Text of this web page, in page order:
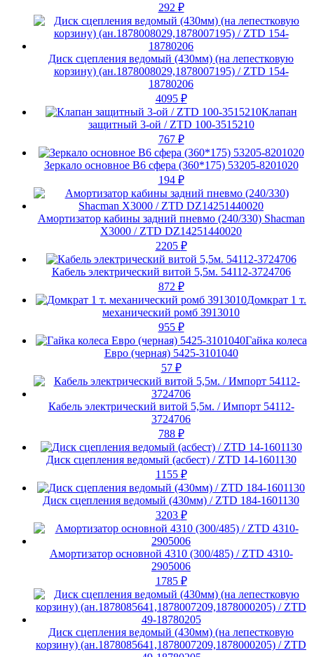
292 ₽
Диск сцепления ведомый (430мм) (на лепестковую
корзину) (ан.1878008029,1878007195) / ZTD 154-
18780206
4095 ₽
Клапан
защитный 3-ой / ZTD 100-3515210
767 ₽
Зеркало основное В6 сфера (360*175) 53205-8201020
194 ₽
Амортизатор кабины задний пневмо (240/330) Shacman
X3000 / ZTD DZ14251440020
2205 ₽
Кабель электрический витой 5,5м. 54112-3724706
872 ₽
Домкрат 1 т.
механический ромб 3913010
955 ₽
Гайка колеса
Евро (черная) 5425-3101040
57 ₽
Кабель электрический витой 5,5м. / Импорт 54112-
3724706
788 ₽
Диск сцепления ведомый (асбест) / ZTD 14-1601130
1155 ₽
Диск сцепления ведомый (430мм) / ZTD 184-1601130
3203 ₽
Амортизатор основной 4310 (300/485) / ZTD 4310-
2905006
1785 ₽
Диск сцепления ведомый (430мм) (на лепестковую
корзину) (ан.1878085641,1878007209,1878000205) / ZTD